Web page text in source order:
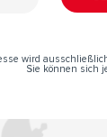
wird
Sie können sich